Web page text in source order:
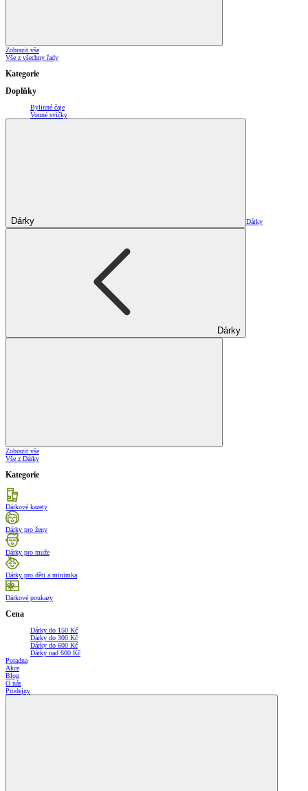
Zobrazit vše
Vše z všechny řady
Kategorie
Doplňky
Bylinné čaje
Vonné svíčky
Dárky Dárky
Dárky
Zobrazit vše
Vše z Dárky
Kategorie
Dárkové kazety
Dárky pro ženy
Dárky pro muže
Dárky pro děti a minimka
Dárkové poukazy
Cena
Dárky do 150 Kč
Dárky do 300 Kč
Dárky do 600 Kč
Dárky nad 600 Kč
Poradna
Akce
Blog
O nás
Prodejny